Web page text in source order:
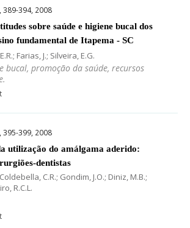
389-394, 2008
sobre saúde e higiene bucal dos
fundamental de Itapema - SC
Farias, J.; Silveira, E.G.
bucal, promoção da saúde, recursos
395-399, 2008
utilização do amálgama aderido:
dentistas
C.R.; Gondim, J.O.; Diniz, M.B.;
R.C.L.